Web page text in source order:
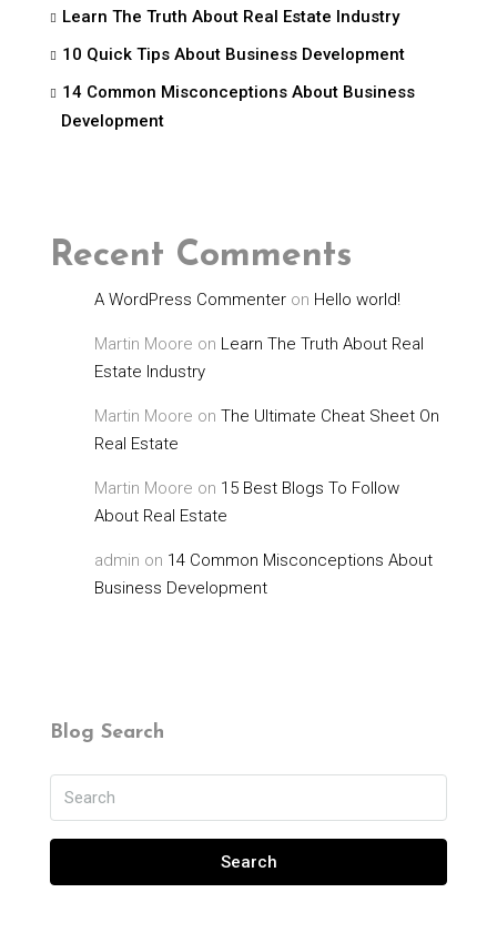
Learn The Truth About Real Estate Industry
10 Quick Tips About Business Development
14 Common Misconceptions About Business
Development
Recent Comments
A WordPress Commenter on Hello world!
Martin Moore on Learn The Truth About Real
Estate Industry
Martin Moore on The Ultimate Cheat Sheet On
Real Estate
Martin Moore on 15 Best Blogs To Follow
About Real Estate
admin on 14 Common Misconceptions About
Business Development
Blog Search
Search